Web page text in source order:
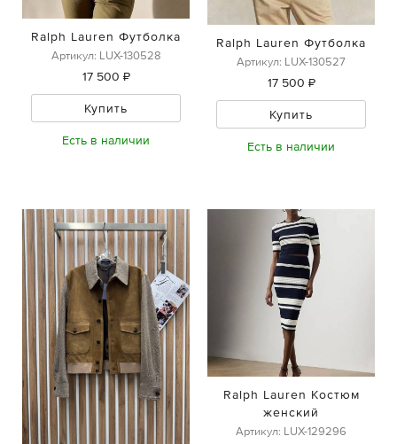
Ralph Lauren Футболка
Артикул: LUX-130528
17 500 ₽
Купить
Есть в наличии
Ralph Lauren Футболка
Артикул: LUX-130527
17 500 ₽
Купить
Есть в наличии
Ralph Lauren Костюм
женский
Артикул: LUX-129296